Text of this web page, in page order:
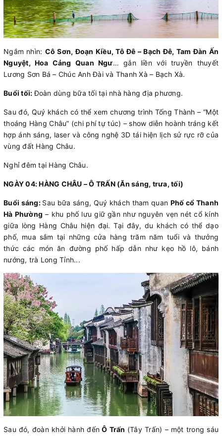
Ngắm nhìn: Cô Sơn, Đoạn Kiều, Tô Đê – Bạch Đê, Tam Đàn Ấn
Nguyệt, Hoa Cảng Quan Ngư… gắn liền với truyền thuyết
Lương Sơn Bá – Chúc Anh Đài và Thanh Xà – Bạch Xà.
Buổi tối:Đoàn dùng bữa tối tại nhà hàng địa phương.
Sau đó, Quý khách có thể xem chương trình Tống Thành – “Một
thoáng Hàng Châu” (chi phí tự túc) – show diễn hoành tráng kết
hợp ánh sáng, laser và công nghệ 3D tái hiện lịch sử rực rỡ của
vùng đất Hàng Châu.
Nghỉ đêm tại Hàng Châu.
NGÀY 04: HÀNG CHÂU – Ô TRẤN (Ăn sáng, trưa, tối)
Buổi sáng: Sau bữa sáng, Quý khách tham quan Phố cổ Thanh
Hà Phường – khu phố lưu giữ gần như nguyên vẹn nét cổ kính
giữa lòng Hàng Châu hiện đại. Tại đây, du khách có thể dạo
phố, mua sắm tại những cửa hàng trăm năm tuổi và thưởng
thức các món ăn đường phố hấp dẫn như kẹo hồ lô, bánh
nướng, trà Long Tỉnh...
Sau đó, đoàn khởi hành đến Ô Trấn (Tây Trấn) – một trong sáu